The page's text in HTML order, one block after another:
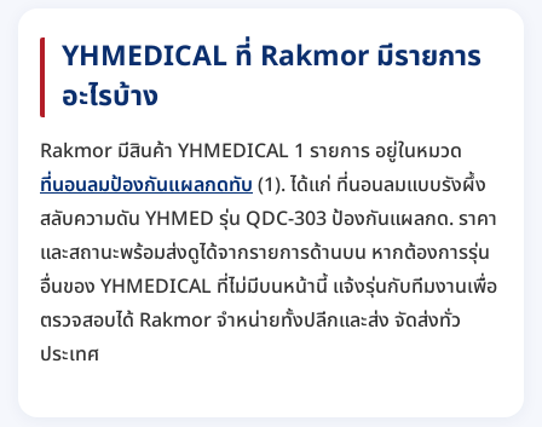
YHMEDICAL ที่ Rakmor มีรายการ
อะไรบ้าง
Rakmor มีสินค้า YHMEDICAL 1 รายการ อยู่ในหมวด
ที่นอนลมป้องกันแผลกดทับ (1). ได้แก่ ที่นอนลมแบบรังผึ้ง
สลับความดัน YHMED รุ่น QDC-303 ป้องกันแผลกด. ราคา
และสถานะพร้อมส่งดูได้จากรายการด้านบน หากต้องการรุ่น
อื่นของ YHMEDICAL ที่ไม่มีบนหน้านี้ แจ้งรุ่นกับทีมงานเพื่อ
ตรวจสอบได้ Rakmor จำหน่ายทั้งปลีกและส่ง จัดส่งทั่ว
ประเทศ